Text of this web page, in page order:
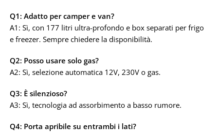
Q1: Adatto per camper e van?
A1: Sì, con 177 litri ultra-profondo e box separati per frigo
e freezer. Sempre chiedere la disponibilità.
Q2: Posso usare solo gas?
A2: Sì, selezione automatica 12V, 230V o gas.
Q3: È silenzioso?
A3: Sì, tecnologia ad assorbimento a basso rumore.
Q4: Porta apribile su entrambi i lati?